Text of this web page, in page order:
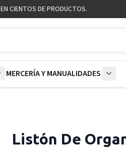
EN CIENTOS DE PRODUCTOS.
MERCERÍA Y MANUALIDADES
Listón De